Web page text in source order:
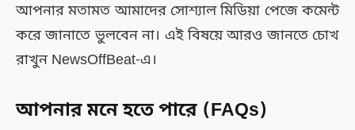
আপনার মতামত আমাদের সোশ্যাল মিডিয়া পেজে কমেন্ট
করে জানাতে ভুলবেন না। এই বিষয়ে আরও জানতে চোখ
রাখুন NewsOffBeat-এ।
আপনার মনে হতে পারে (FAQs)